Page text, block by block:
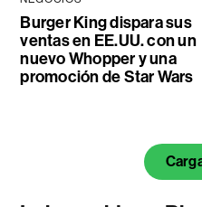
Burger King dispara sus
ventas en EE.UU. con un
nuevo Whopper y una
promoción de Star Wars